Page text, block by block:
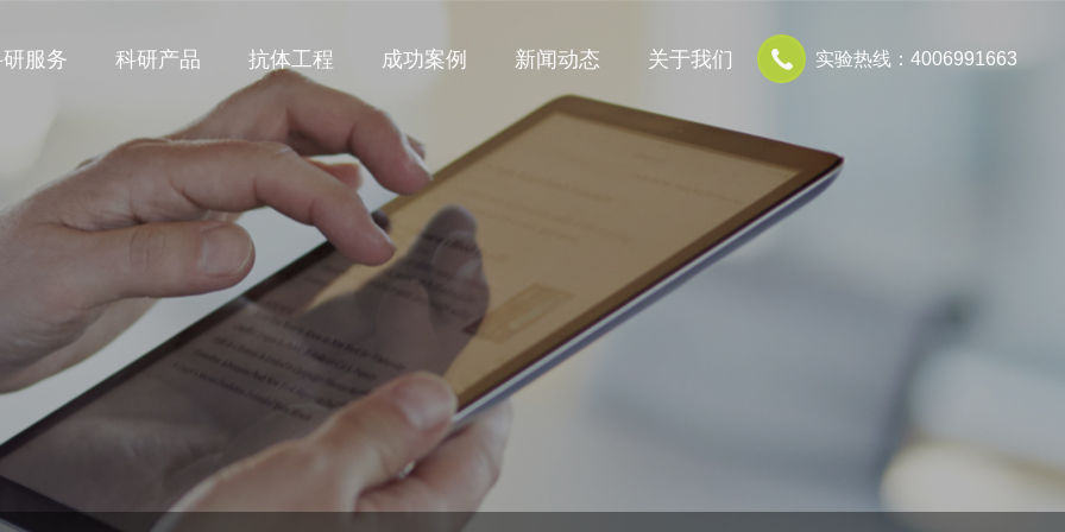
实验热线：4006991663
服务 科研产品 抗体工程 成功案例 新闻动态 关于我们